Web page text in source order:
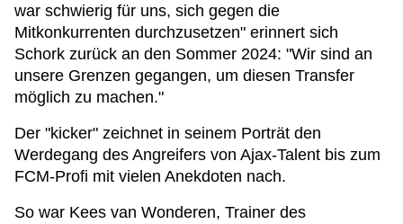
war schwierig für uns, sich gegen die
Mitkonkurrenten durchzusetzen" erinnert sich
Schork zurück an den Sommer 2024: "Wir sind an
unsere Grenzen gegangen, um diesen Transfer
möglich zu machen."
Der "kicker" zeichnet in seinem Porträt den
Werdegang des Angreifers von Ajax-Talent bis zum
FCM-Profi mit vielen Anekdoten nach.
So war Kees van Wonderen, Trainer des